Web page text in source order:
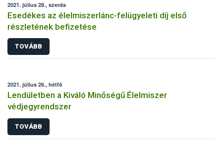
2021. július 28., szerda
Esedékes az élelmiszerlánc-felügyeleti díj első
részletének befizetése
TOVÁBB
2021. július 26., hétfő
Lendületben a Kiváló Minőségű Élelmiszer
védjegyrendszer
TOVÁBB